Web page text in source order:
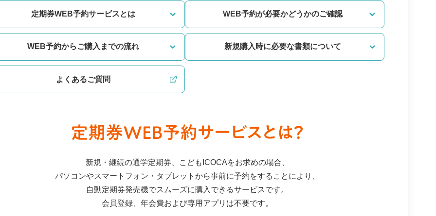
定期券WEB予約サービスとは WEB予約が必要かどうかのご確認
WEB予約からご購入までの流れ 新規購入時に必要な書類について
よくあるご質問
新規・継続の通学定期券、
こどもICOCAをお求めの場合、
パソコンやスマートフォン・タブレットから事前に予約をすることにより、
自動定期券発売機でスムーズに購入できるサービスです。
会員登録、年会費および専用アプリは不要です。